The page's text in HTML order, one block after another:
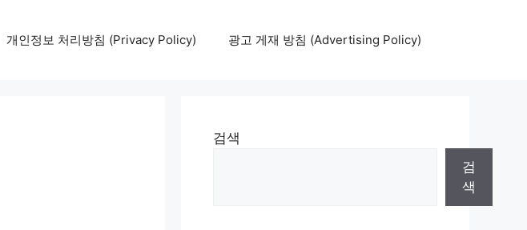
개인정보 처리방침 (Privacy Policy) 광고 게재 방침 (Advertising Policy)
검색
검
색